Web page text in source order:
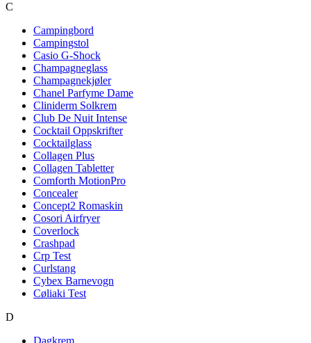
C
Campingbord
Campingstol
Casio G-Shock
Champagneglass
Champagnekjøler
Chanel Parfyme Dame
Cliniderm Solkrem
Club De Nuit Intense
Cocktail Oppskrifter
Cocktailglass
Collagen Plus
Collagen Tabletter
Comforth MotionPro
Concealer
Concept2 Romaskin
Cosori Airfryer
Coverlock
Crashpad
Crp Test
Curlstang
Cybex Barnevogn
Cøliaki Test
D
Dagkrem